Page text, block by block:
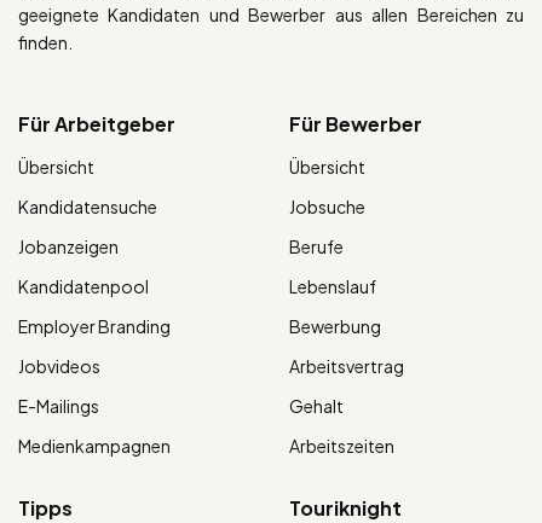
geeignete Kandidaten und Bewerber aus allen Bereichen zu
finden.
Für Arbeitgeber
Übersicht
Kandidatensuche
Jobanzeigen
Kandidatenpool
Employer Branding
Jobvideos
E-Mailings
Medienkampagnen
Für Bewerber
Übersicht
Jobsuche
Berufe
Lebenslauf
Bewerbung
Arbeitsvertrag
Gehalt
Arbeitszeiten
Tipps Touriknight